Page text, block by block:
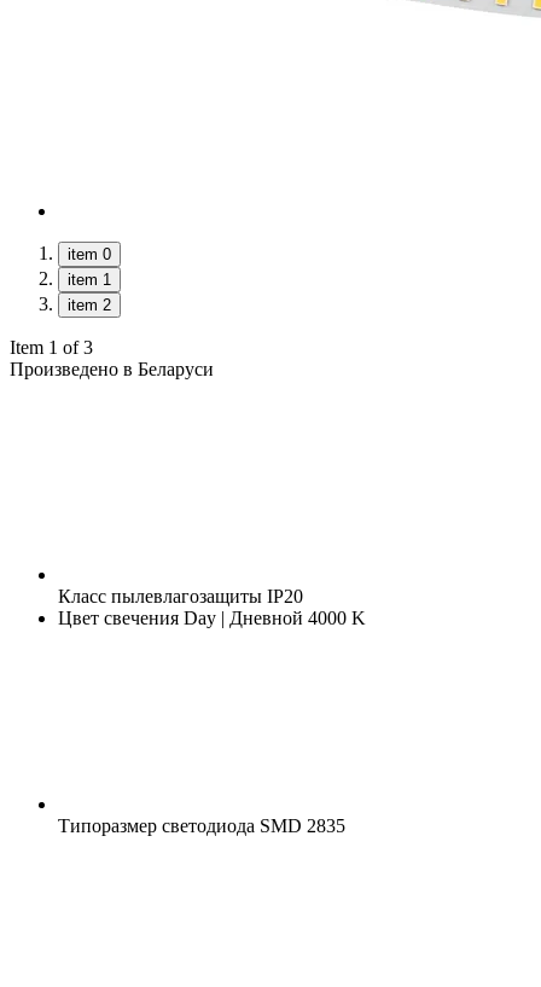
item 0
item 1
item 2
Item 1 of 3
Произведено в Беларуси
Класс пылевлагозащиты IP20
Цвет свечения Day | Дневной 4000 K
Типоразмер светодиода SMD 2835